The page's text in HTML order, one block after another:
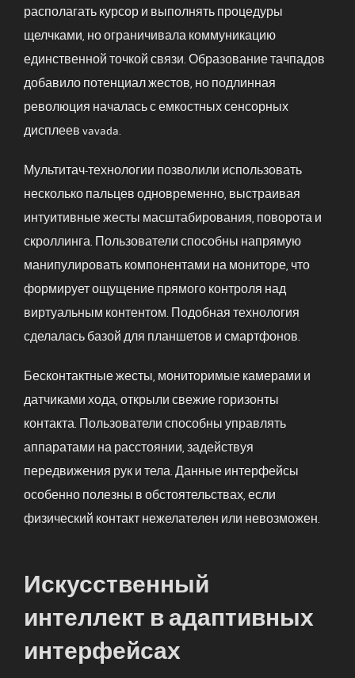
располагать курсор и выполнять процедуры
щелчками, но ограничивала коммуникацию
единственной точкой связи. Образование тачпадов
добавило потенциал жестов, но подлинная
революция началась с емкостных сенсорных
дисплеев vavada.
Мультитач-технологии позволили использовать
несколько пальцев одновременно, выстраивая
интуитивные жесты масштабирования, поворота и
скроллинга. Пользователи способны напрямую
манипулировать компонентами на мониторе, что
формирует ощущение прямого контроля над
виртуальным контентом. Подобная технология
сделалась базой для планшетов и смартфонов.
Бесконтактные жесты, мониторимые камерами и
датчиками хода, открыли свежие горизонты
контакта. Пользователи способны управлять
аппаратами на расстоянии, задействуя
передвижения рук и тела. Данные интерфейсы
особенно полезны в обстоятельствах, если
физический контакт нежелателен или невозможен.
Искусственный
интеллект в адаптивных
интерфейсах